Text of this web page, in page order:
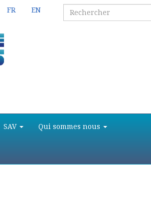
SAV Qui sommes nous
FR EN